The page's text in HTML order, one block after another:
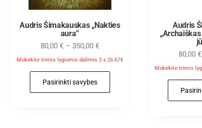
Audris Šimakauskas „Nakties
aura”
80,00 € – 350,00 €
Mokėkite trimis lygiomis dalimis 3 x 26.67€
Pasirinkti savybes
Audris
80,00 €
Mokėkite trimis